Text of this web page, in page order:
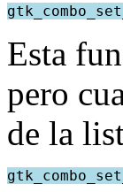
Esta
pero
de la